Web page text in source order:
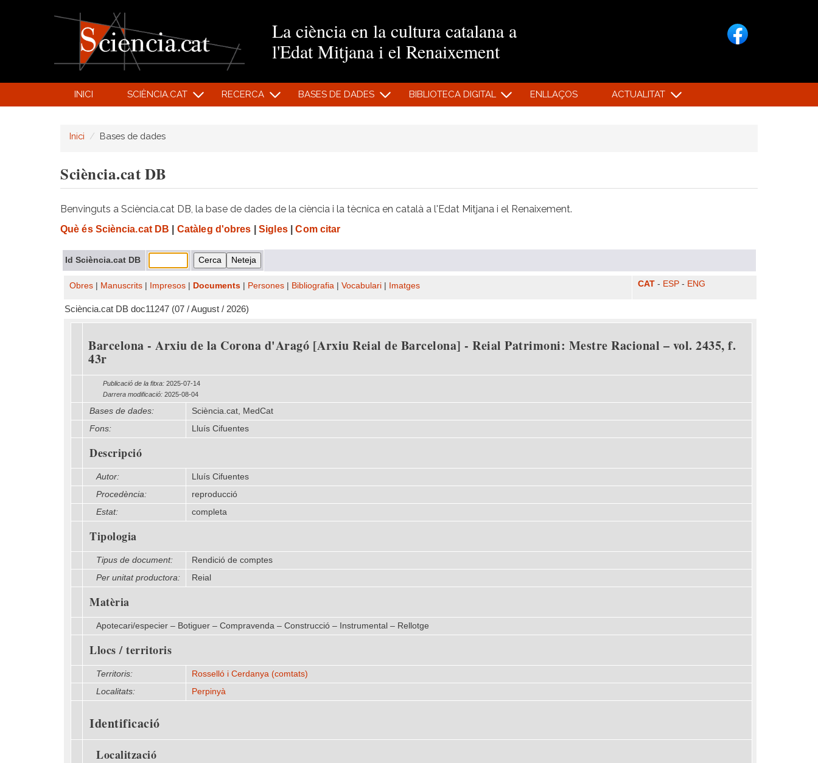
La ciència en la cultura catalana a
l'Edat Mitjana i el Renaixement
INICI SCIÈNCIA.CAT RECERCA BASES DE DADES BIBLIOTECA DIGITAL ENLLAÇOS ACTUALITAT
Inici Bases de dades
Sciència.cat DB
Benvinguts a Sciència.cat DB, la base de dades de la ciència i la tècnica en català a l'Edat Mitjana i el Renaixement.
Què és Sciència.cat DB Catàleg d'obres Sigles| Com citar
Id Sciència.cat DB
Obres Manuscrits Impresos Documents Persones Bibliografia Vocabulari Imatges CAT - ESP - ENG
Sciència.cat DB doc11247 (07 / August / 2026)
Barcelona - Arxiu de la Corona d'Aragó [Arxiu Reial de Barcelona] - Reial Patrimoni: Mestre Racional – vol. 2435, f.
43r
Publicació de la fitxa: 2025-07-14
Darrera modificació: 2025-08-04
Bases de dades:
Sciència.cat, MedCat
Fons:
Lluís Cifuentes
Descripció
Autor:
Lluís Cifuentes
Procedència:
reproducció
Estat:
completa
Tipologia
Tipus de document:
Rendició de comptes
Per unitat productora:
Reial
Matèria
Apotecari/especier – Botiguer – Compravenda – Construcció – Instrumental – Rellotge
Llocs / territoris
Territoris:
Rosselló i Cerdanya (comtats)
Localitats:
Perpinyà
Identificació
Localització